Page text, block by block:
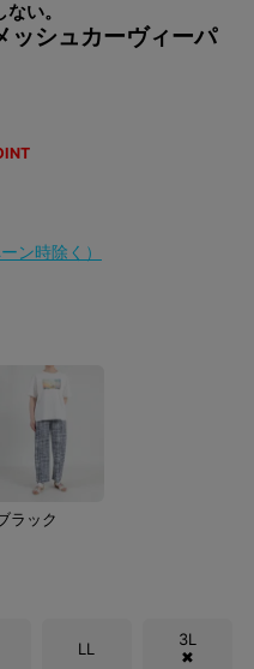
い。
ッシュカーヴィーパ
ン時除く）
ラック
LL
3L
✖